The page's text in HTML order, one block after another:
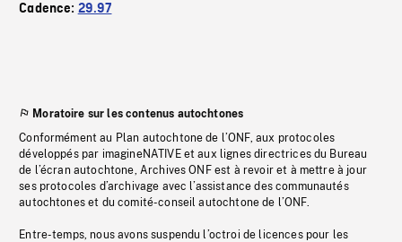
Cadence: 29.97
Moratoire sur les contenus autochtones
Conformément au Plan autochtone de l’ONF, aux protocoles
développés par imagineNATIVE et aux lignes directrices du Bureau
de l’écran autochtone, Archives ONF est à revoir et à mettre à jour
ses protocoles d’archivage avec l’assistance des communautés
autochtones et du comité-conseil autochtone de l’ONF.
Entre-temps, nous avons suspendu l’octroi de licences pour les